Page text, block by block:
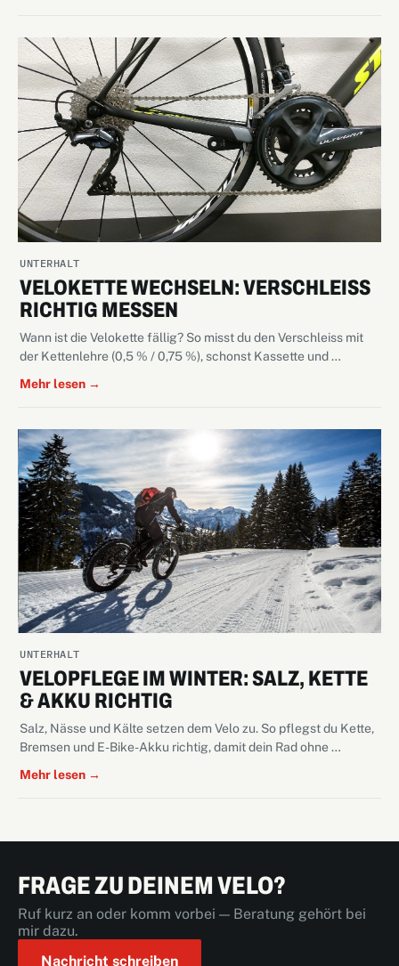
UNTERHALT
VELOKETTE WECHSELN: VERSCHLEISS
RICHTIG MESSEN
Wann ist die Velokette fällig? So misst du den Verschleiss mit
der Kettenlehre (0,5 % / 0,75 %), schonst Kassette und …
Mehr lesen →
UNTERHALT
VELOPFLEGE IM WINTER: SALZ, KETTE
& AKKU RICHTIG
Salz, Nässe und Kälte setzen dem Velo zu. So pflegst du Kette,
Bremsen und E-Bike-Akku richtig, damit dein Rad ohne …
Mehr lesen →
FRAGE ZU DEINEM VELO?
Ruf kurz an oder komm vorbei — Beratung gehört bei
mir dazu.
Nachricht schreiben